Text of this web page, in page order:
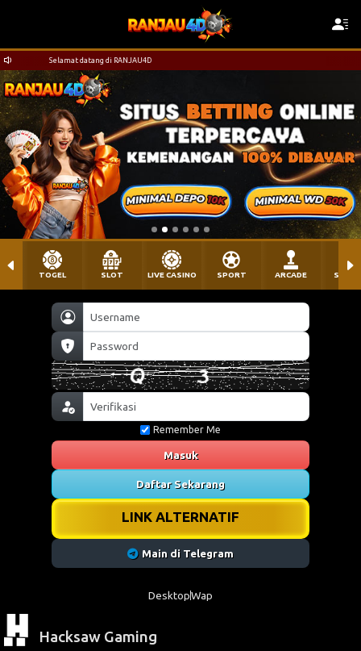
Selamat datang di RANJAU4D
Remember Me
Masuk
Daftar Sekarang
LINK ALTERNATIF
Main di Telegram
TOGEL SLOT LIVE CASINO SPORT ARCADE
DesktopWap
Hacksaw Gaming